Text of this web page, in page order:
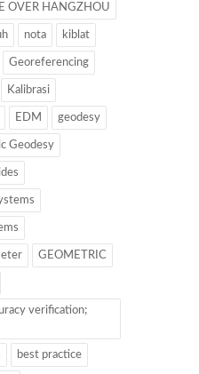
OVER HANGZHOU
nota kiblat
Georeferencing
Kalibrasi
EDM geodesy
Geodesy
GEOMETRIC
verification;
best practice